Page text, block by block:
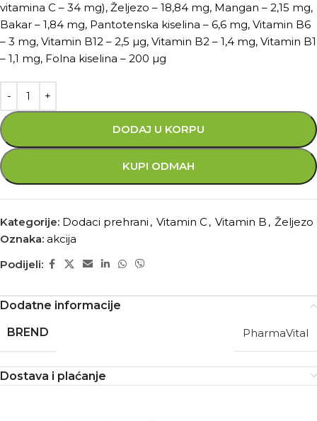
vitamina C – 34 mg), Željezo – 18,84 mg, Mangan – 2,15 mg,
Bakar – 1,84 mg, Pantotenska kiselina – 6,6 mg, Vitamin B6
– 3 mg, Vitamin B12 – 2,5 µg, Vitamin B2 – 1,4 mg, Vitamin B1
– 1,1 mg, Folna kiselina – 200 µg
DODAJ U KORPU
KUPI ODMAH
Kategorije: Dodaci prehrani , Vitamin C , Vitamin B , Željezo
Oznaka: akcija
Podijeli:
Dodatne informacije
BREND
PharmaVital
Dostava i plaćanje